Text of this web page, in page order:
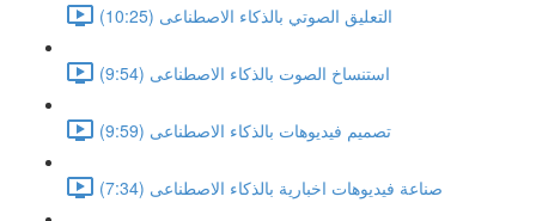
التعليق الصوتي بالذكاء الاصطناعى (10:25)
استنساخ الصوت بالذكاء الاصطناعى (9:54)
تصميم فيديوهات بالذكاء الاصطناعى (9:59)
صناعة فيديوهات اخبارية بالذكاء الاصطناعى (7:34)